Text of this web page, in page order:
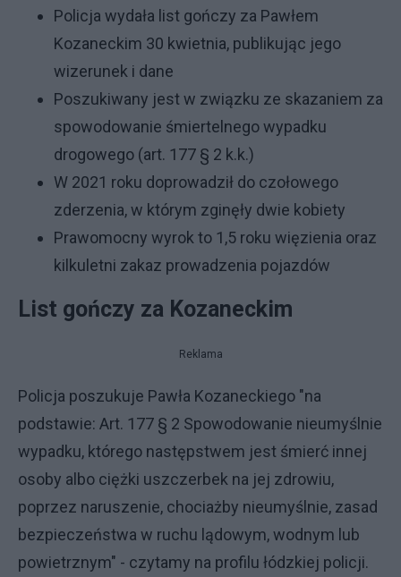
Policja wydała list gończy za Pawłem
Kozaneckim 30 kwietnia, publikując jego
wizerunek i dane
Poszukiwany jest w związku ze skazaniem za
spowodowanie śmiertelnego wypadku
drogowego (art. 177 § 2 k.k.)
W 2021 roku doprowadził do czołowego
zderzenia, w którym zginęły dwie kobiety
Prawomocny wyrok to 1,5 roku więzienia oraz
kilkuletni zakaz prowadzenia pojazdów
List gończy za Kozaneckim
Reklama
Policja poszukuje Pawła Kozaneckiego "na
podstawie: Art. 177 § 2 Spowodowanie nieumyślnie
wypadku, którego następstwem jest śmierć innej
osoby albo ciężki uszczerbek na jej zdrowiu,
poprzez naruszenie, chociażby nieumyślnie, zasad
bezpieczeństwa w ruchu lądowym, wodnym lub
powietrznym" - czytamy na profilu łódzkiej policji.